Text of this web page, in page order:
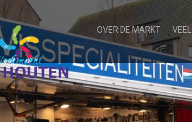
OVER DE MARKT